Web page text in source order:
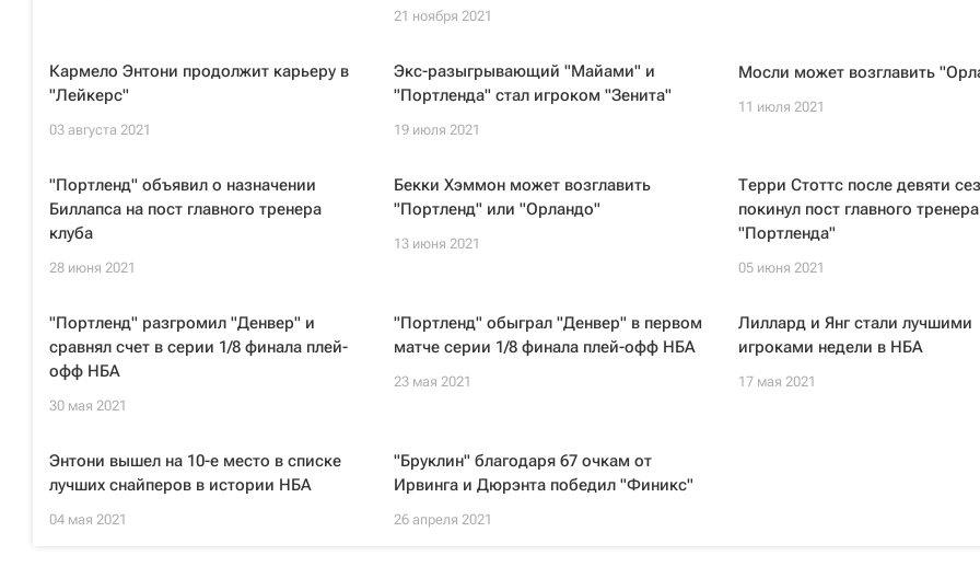
21 ноября 2021
Кармело Энтони продолжит карьеру в
"Лейкерс"
03 августа 2021
Экс-разыгрывающий "Майами" и
"Портленда" стал игроком "Зенита"
19 июля 2021
Мосли может возглавить
11 июля 2021
"Портленд" объявил о назначении
Биллапса на пост главного тренера
клуба
28 июня 2021
Бекки Хэммон может возглавить
"Портленд" или "Орландо"
13 июня 2021
Терри Стоттс после девяти
покинул пост главного тренера
"Портленда"
05 июня 2021
"Портленд" разгромил "Денвер" и
сравнял счет в серии 1/8 финала плей-
офф НБА
30 мая 2021
"Портленд" обыграл "Денвер" в первом
матче серии 1/8 финала плей-офф НБА
23 мая 2021
Лиллард и Янг стали лучшими
игроками недели в НБА
17 мая 2021
Энтони вышел на 10-е место в списке
лучших снайперов в истории НБА
04 мая 2021
"Бруклин" благодаря 67 очкам от
Ирвинга и Дюрэнта победил "Финикс"
26 апреля 2021